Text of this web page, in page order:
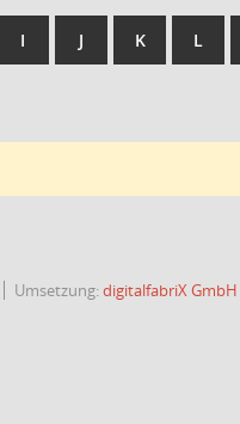
I J K L
Umsetzung:digitalfabriX GmbH